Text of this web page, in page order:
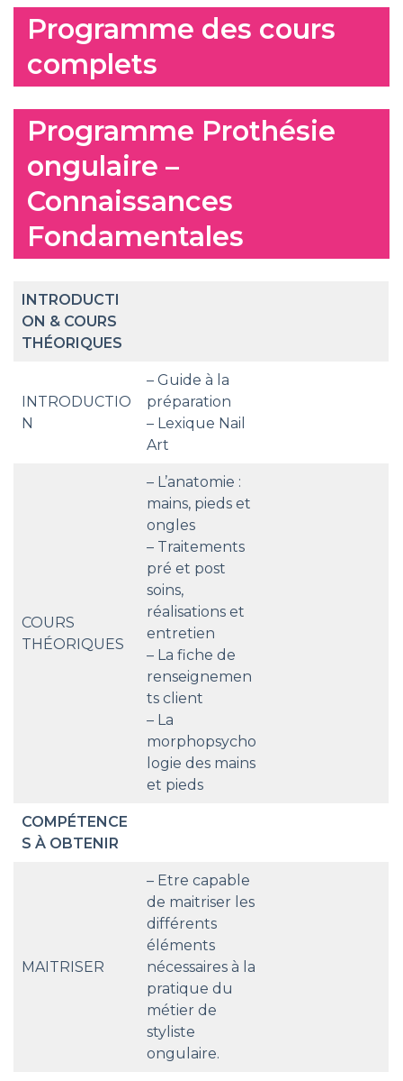
Programme des cours
complets
Programme Prothésie
ongulaire –
Connaissances
Fondamentales
INTRODUCTI
ON & COURS
THÉORIQUES
INTRODUCTIO
N
– Guide à la
préparation
– Lexique Nail
Art
COURS
THÉORIQUES
– L’anatomie :
mains, pieds et
ongles
– Traitements
pré et post
soins,
réalisations et
entretien
– La fiche de
renseignemen
ts client
– La
morphopsycho
logie des mains
et pieds
COMPÉTENCE
S À OBTENIR
MAITRISER
– Etre capable
de maitriser les
différents
éléments
nécessaires à la
pratique du
métier de
styliste
ongulaire.